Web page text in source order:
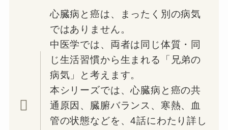
心臓病と癌は、まったく別の病気
ではありません。
中医学では、両者は同じ体質・同
じ生活習慣から生まれる「兄弟の
病気」と考えます。
本シリーズでは、心臓病と癌の共
通原因、臓腑バランス、寒熱、血
管の状態などを、4話にわたり詳し